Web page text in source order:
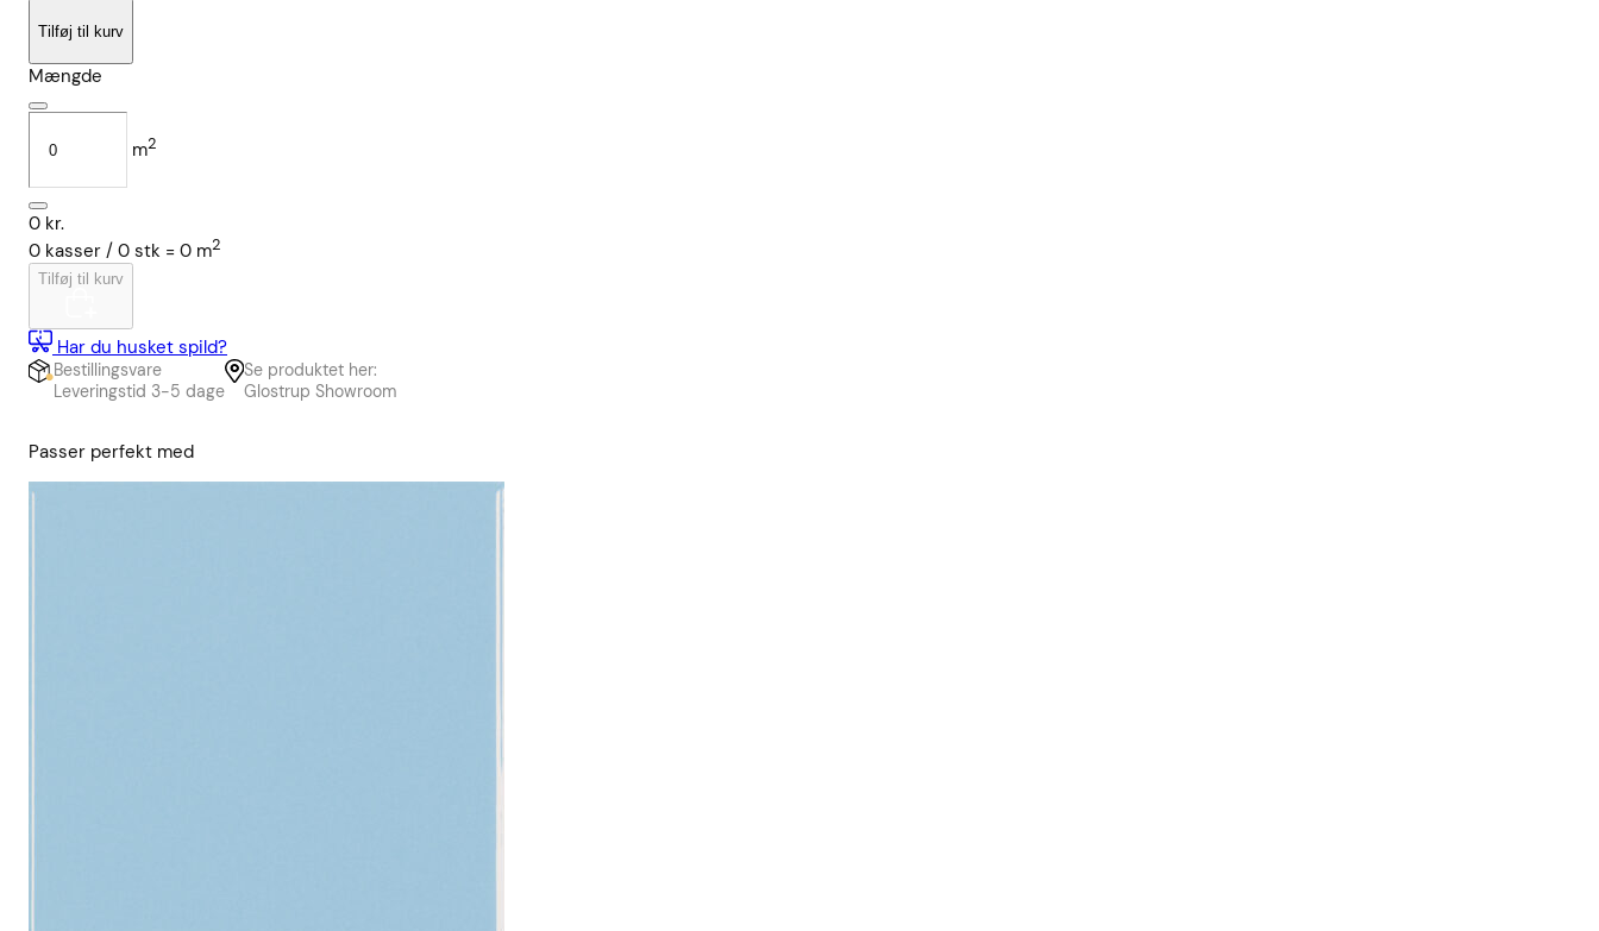
Tilføj til kurv
Mængde
m2
0 kr.
0 kasser / 0 stk = 0 m2
Tilføj til kurv
Har du husket spild?
Bestillingsvare
Leveringstid 3-5 dage
Se produktet her:
Glostrup Showroom
Passer perfekt med